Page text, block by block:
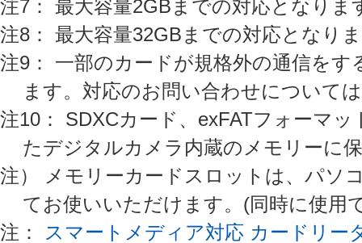
注7： 最大容量2GBまでの対応となりま
注8： 最大容量32GBまでの対応となり
注9： 一部のカードが規格外の通信を
ます。対応のお問い合わせについて
注10： SDXCカード、exFATフォーマ
たデジタルカメラ内蔵のメモリーに
注） メモリーカードスロットは、パソ
てお使いいただけます。(同時に使用
注：
スマートメディア対応 カードリー